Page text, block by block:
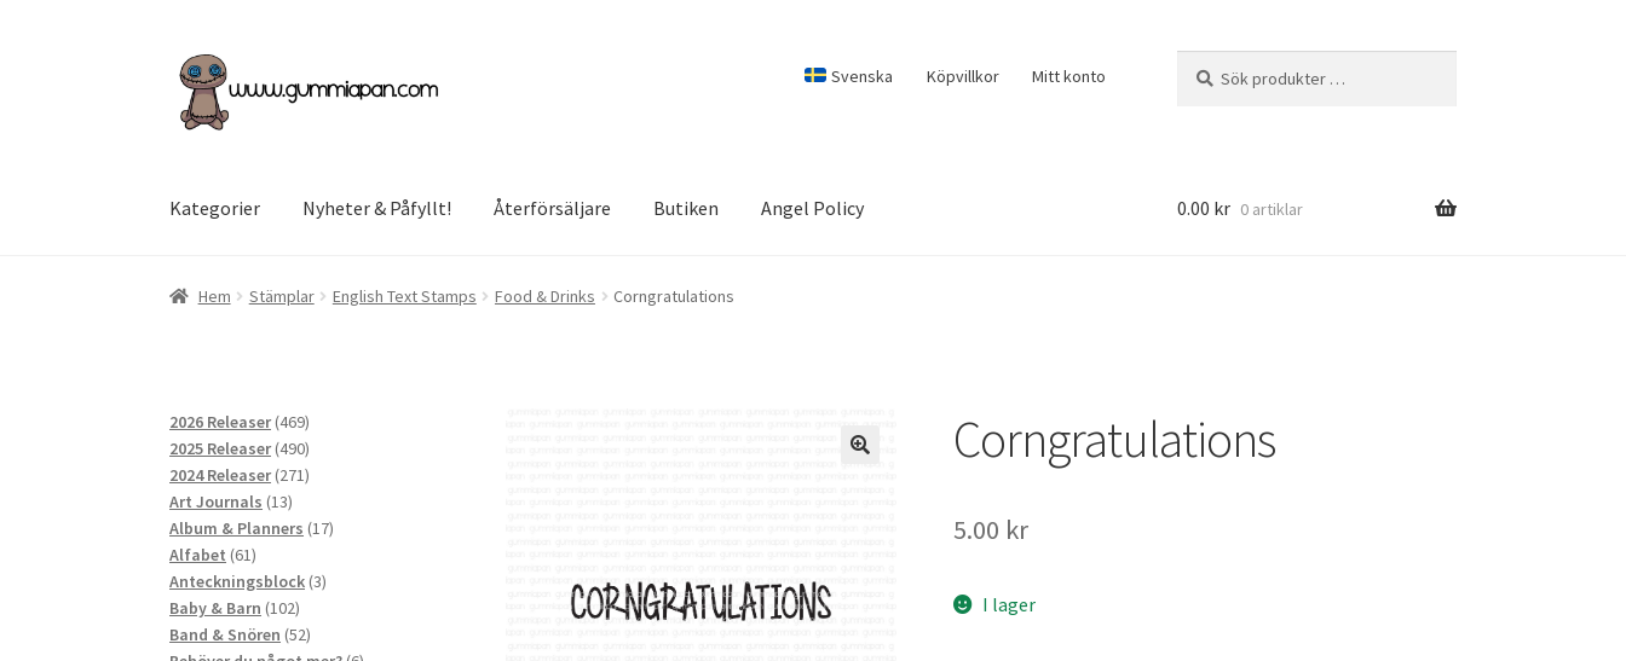
Hoppa
till
navigering
Hoppa
till
innehåll
Svenska Köpvillkor Mitt konto
efter:
Kategorier Nyheter & Påfyllt! Återförsäljare Butiken Angel Policy 0.00 kr 0 artiklar
Hem Stämplar English Text Stamps Food & Drinks Corngratulations
Corngratulations
5.00 kr
I lager
2026 Releaser 469469
produkter
2025 Releaser 490490
produkter
2024 Releaser 271271
Art Journals 1313
produkter
Album & Planners 1717
Alfabet 6161
produkter
Anteckningsblock 33
Baby & Barn 102102
produkter
Band & Snören 5252